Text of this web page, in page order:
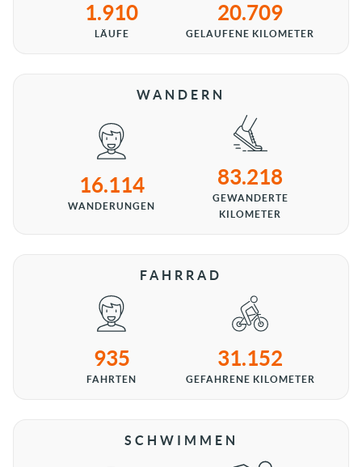
1.910
LÄUFE
20.709
GELAUFENE KILOMETER
WANDERN
16.114
WANDERUNGEN
83.218
GEWANDERTE
KILOMETER
FAHRRAD
935
FAHRTEN
31.152
GEFAHRENE KILOMETER
SCHWIMMEN